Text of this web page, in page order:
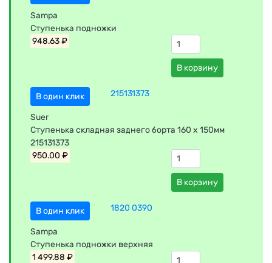
Sampa
Ступенька подножки
948.63 ₽
В корзину
В один клик 215131373
Suer
Ступенька складная заднего борта 160 x 150мм
215131373
950.00 ₽
В корзину
В один клик 1820 0390
Sampa
Ступенька подножки верхняя
1 499.88 ₽